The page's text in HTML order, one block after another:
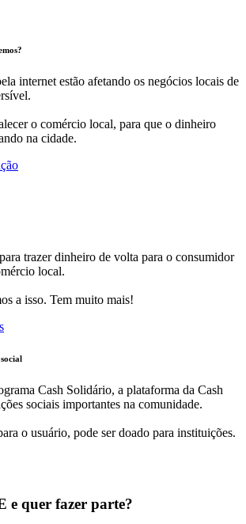
internet estão afetando os negócios locais de
o comércio local, para que o dinheiro
na cidade.
trazer dinheiro de volta para o consumidor
local.
a isso. Tem muito mais!
Cash Solidário, a plataforma da Cash
sociais importantes na comunidade.
o usuário, pode ser doado para instituições.
e quer fazer parte?